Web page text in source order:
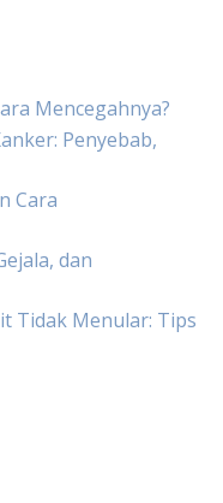
Mencegahnya?
Penyebab,
Cara
dan
Tidak Menular: Tips